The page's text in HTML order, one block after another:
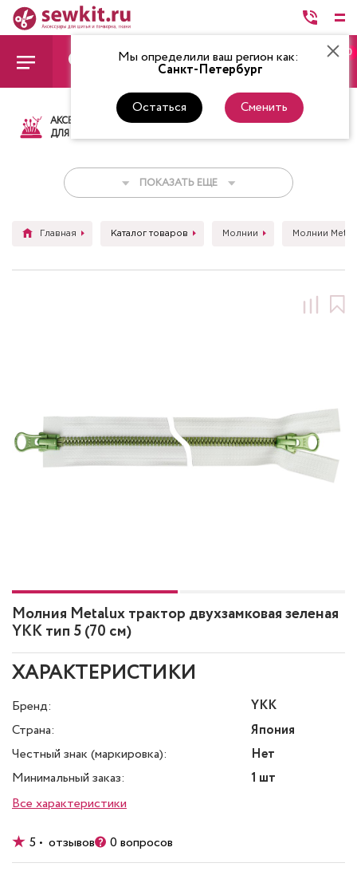
Мы определили ваш регион как:
Санкт-Петербург
Остаться Сменить
0
АКСЕССУАРЫ
ДЛЯ ШИТЬЯ
ТКАНИ НИТКИ
ПОКАЗАТЬ ЕЩЕ
Главная Каталог товаров Молнии Молнии
Молния Metalux трактор двухзамковая зеленая
YKK тип 5 (70 см)
ХАРАКТЕРИСТИКИ
Бренд:
YKK
Страна:
Япония
Честный знак (маркировка):
Нет
Минимальный заказ:
1 шт
Все характеристики
5 • отзывов 0 вопросов